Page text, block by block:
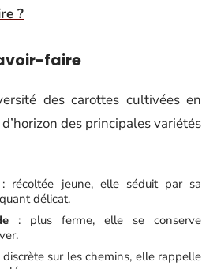
?
faire
des carottes cultivées en
des principales variétés
: récoltée jeune, elle séduit par sa
délicat.
: plus ferme, elle se conserve
sur les chemins, elle rappelle